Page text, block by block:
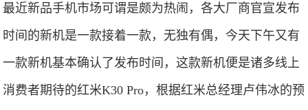
最近新品手机市场可谓是颇为热闹，各大厂商官宣发布
时间的新机是一款接着一款，无独有偶，今天下午又有
一款新机基本确认了发布时间，这款新机便是诸多线上
消费者期待的红米K30 Pro，根据红米总经理卢伟冰的预